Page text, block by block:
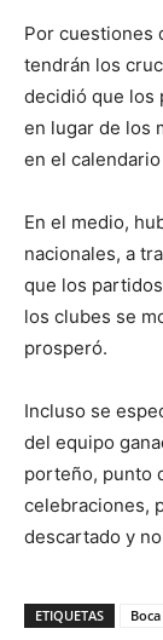
Por cuestiones
tendrán los
decidió que los
en lugar de los
en el
En el medio,
nacionales, a
que los
los clubes se
prosperó.
Incluso se
del equipo
porteño, punto
celebraciones,
descartado y
ETIQUETAS